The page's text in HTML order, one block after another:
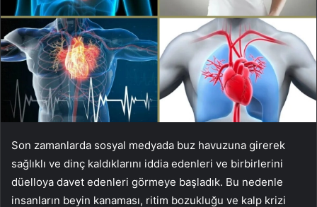
Son zamanlarda sosyal medyada buz havuzuna girerek
sağlıklı ve dinç kaldıklarını iddia edenleri ve birbirlerini
düelloya davet edenleri görmeye başladık. Bu nedenle
insanların beyin kanaması, ritim bozukluğu ve kalp krizi